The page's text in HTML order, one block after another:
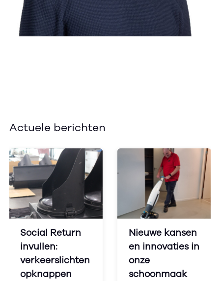
Actuele berichten
Social Return
invullen:
verkeerslichten
opknappen
Nieuwe kansen
en innovaties in
onze
schoonmaak